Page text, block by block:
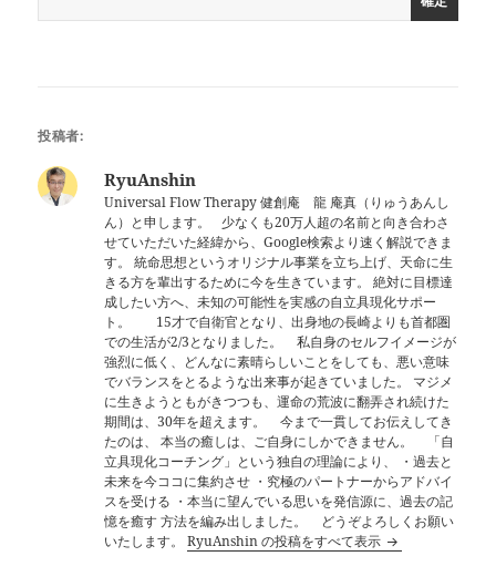
投稿者:
RyuAnshin
Universal Flow Therapy 健創庵 龍 庵真（りゅうあんし
ん）と申します。 少なくも20万人超の名前と向き合わさ
せていただいた経緯から、Google検索より速く解説できま
す。 統命思想というオリジナル事業を立ち上げ、天命に生
きる方を輩出するために今を生きています。 絶対に目標達
成したい方へ、未知の可能性を実感の自立具現化サポー
ト。 15才で自衛官となり、出身地の長崎よりも首都圏
での生活が2/3となりました。 私自身のセルフイメージが
強烈に低く、どんなに素晴らしいことをしても、悪い意味
でバランスをとるような出来事が起きていました。 マジメ
に生きようともがきつつも、運命の荒波に翻弄され続けた
期間は、30年を超えます。 今まで一貫してお伝えしてき
たのは、 本当の癒しは、ご自身にしかできません。 「自
立具現化コーチング」という独自の理論により、 ・過去と
未来を今ココに集約させ ・究極のパートナーからアドバイ
スを受ける ・本当に望んでいる思いを発信源に、過去の記
憶を癒す 方法を編み出しました。 どうぞよろしくお願い
いたします。RyuAnshin の投稿をすべて表示